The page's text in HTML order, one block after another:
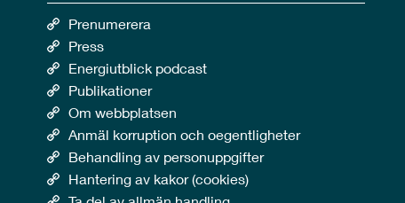
Prenumerera
Press
Energiutblick podcast
Publikationer
Om webbplatsen
Anmäl korruption och oegentligheter
Behandling av personuppgifter
Hantering av kakor (cookies)